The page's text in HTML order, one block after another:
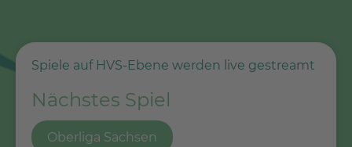
Spiele auf HVS-Ebene werden live gestreamt
Nächstes Spiel
Oberliga Sachsen